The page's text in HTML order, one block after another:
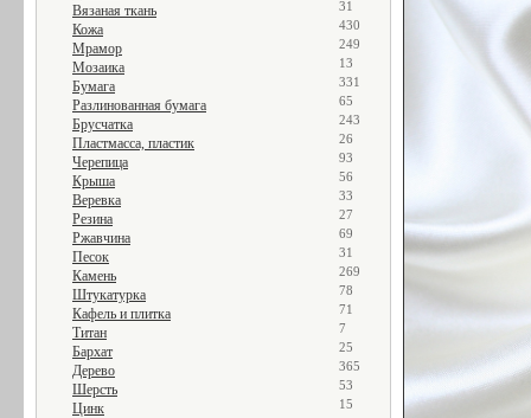
Вязаная ткань 31
Кожа 430
Мрамор 249
Мозаика 13
Бумага 331
Разлинованная бумага 65
Брусчатка 243
Пластмасса, пластик 26
Черепица 93
Крыша 56
Веревка 33
Резина 27
Ржавчина 69
Песок 31
Камень 269
Штукатурка 78
Кафель и плитка 71
Титан 7
Бархат 25
Дерево 365
Шерсть 53
Цинк 15